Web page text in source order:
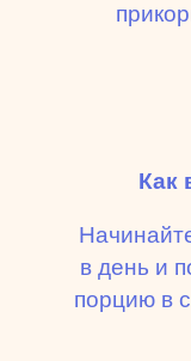
Как
в день и
порцию в